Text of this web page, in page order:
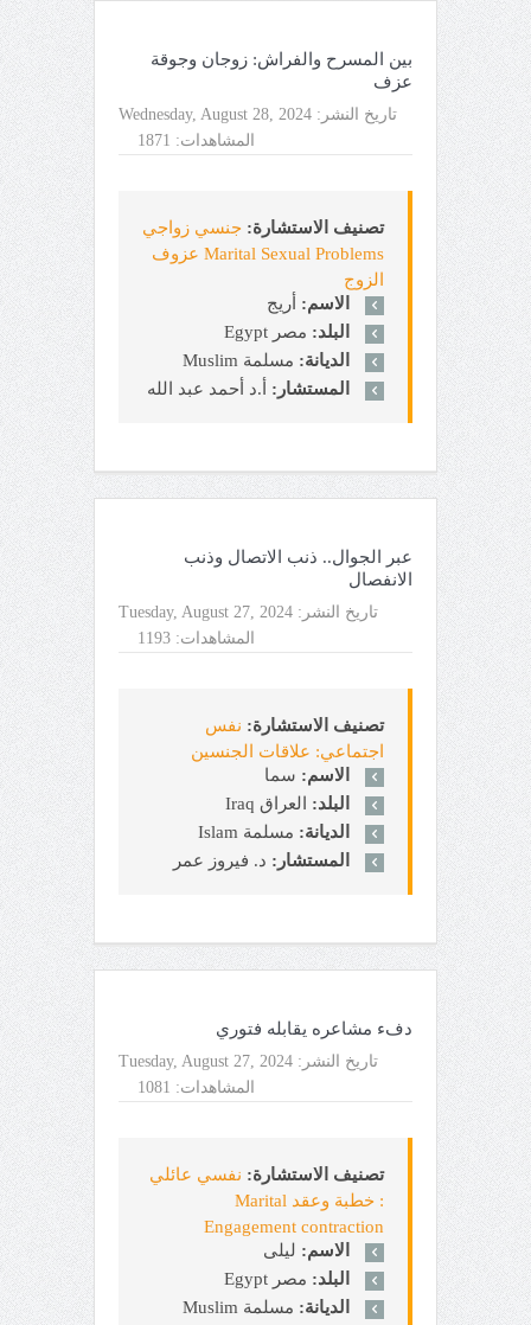
بين المسرح والفراش: زوجان وجوقة
عزف
تاريخ النشر: Wednesday, August 28, 2024
المشاهدات: 1871
تصنيف الاستشارة: جنسي زواجي
Marital Sexual Problems عزوف
الزوج
الاسم: أريج
البلد: مصر Egypt
الديانة: مسلمة Muslim
المستشار: أ.د أحمد عبد الله
عبر الجوال.. ذنب الاتصال وذنب
الانفصال
تاريخ النشر: Tuesday, August 27, 2024
المشاهدات: 1193
تصنيف الاستشارة: نفس
اجتماعي: علاقات الجنسين
الاسم: سما
البلد: العراق Iraq
الديانة: مسلمة Islam
المستشار: د. فيروز عمر
دفء مشاعره يقابله فتوري
تاريخ النشر: Tuesday, August 27, 2024
المشاهدات: 1081
تصنيف الاستشارة: نفسي عائلي
: خطبة وعقد Marital
Engagement contraction
الاسم: ليلى
البلد: مصر Egypt
الديانة: مسلمة Muslim